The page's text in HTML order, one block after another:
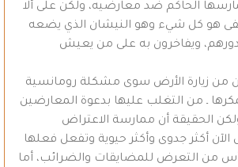
الحاكم ضد معارضيه، ولكن على ألا
هو كل شيء وهو النيشان الذي يضعه
ويفاخرون به على من يعيش
من زيارة الأرض سوى مشكلة رومانسية
ـ من التغلب عليها بدعوة المعارضين
الحقيقة أن ممارسة الاعتراض
الآن أكثر جدوى وأكثر حيوية وتفعل فعلها
من التعرض للمضايقات والضرائب، أما